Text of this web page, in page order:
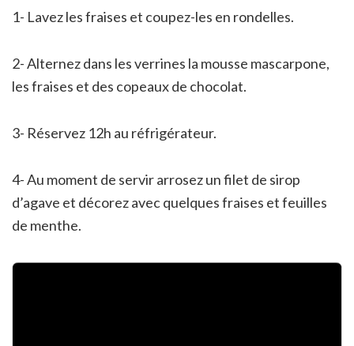
1- Lavez les fraises et coupez-les en rondelles.
2- Alternez dans les verrines la mousse mascarpone,
les fraises et des copeaux de chocolat.
3- Réservez 12h au réfrigérateur.
4- Au moment de servir arrosez un filet de sirop
d’agave et décorez avec quelques fraises et feuilles
de menthe.